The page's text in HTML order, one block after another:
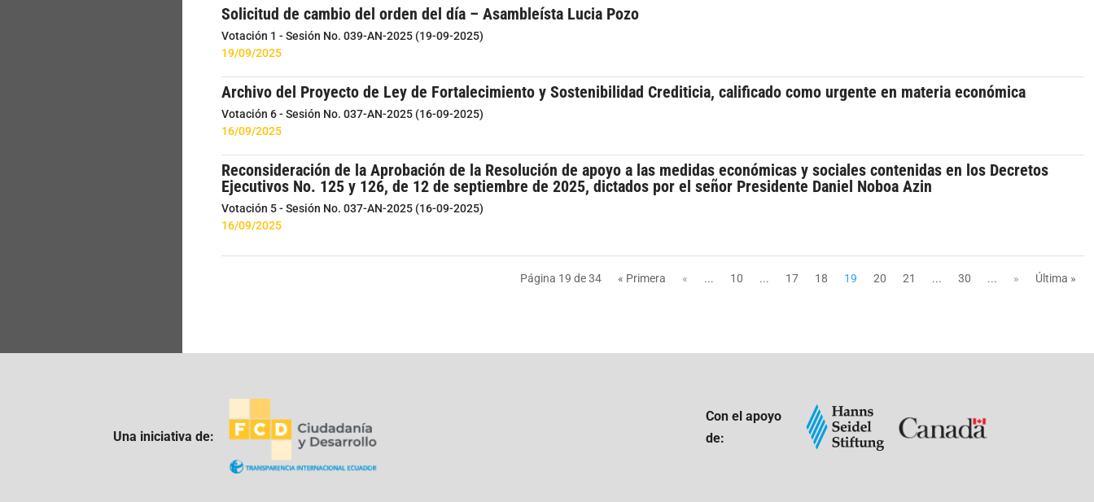
Solicitud de cambio del orden del día – Asambleísta Lucia Pozo
Votación 1 - Sesión No. 039-AN-2025 (19-09-2025)
19/09/2025
Archivo del Proyecto de Ley de Fortalecimiento y Sostenibilidad Crediticia, calificado como urgente en materia económica
Votación 6 - Sesión No. 037-AN-2025 (16-09-2025)
16/09/2025
Reconsideración de la Aprobación de la Resolución de apoyo a las medidas económicas y sociales contenidas en los Decretos
Ejecutivos No. 125 y 126, de 12 de septiembre de 2025, dictados por el señor Presidente Daniel Noboa Azin
Votación 5 - Sesión No. 037-AN-2025 (16-09-2025)
16/09/2025
Página 19 de 34 « Primera « ... 10 ... 17 18 19 20 21 ... 30 ... » Última »
Una iniciativa de:
Con el apoyo
de: